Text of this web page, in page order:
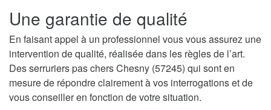
Une garantie de qualité
En faisant appel à un professionnel vous vous assurez une
intervention de qualité, réalisée dans les règles de l’art.
Des serruriers pas chers Chesny (57245) qui sont en
mesure de répondre clairement à vos interrogations et de
vous conseiller en fonction de votre situation.